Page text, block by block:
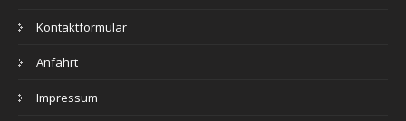
Kontaktformular
Anfahrt
Impressum